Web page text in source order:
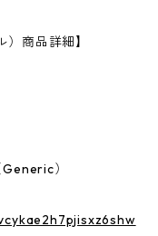
商品詳細】
）